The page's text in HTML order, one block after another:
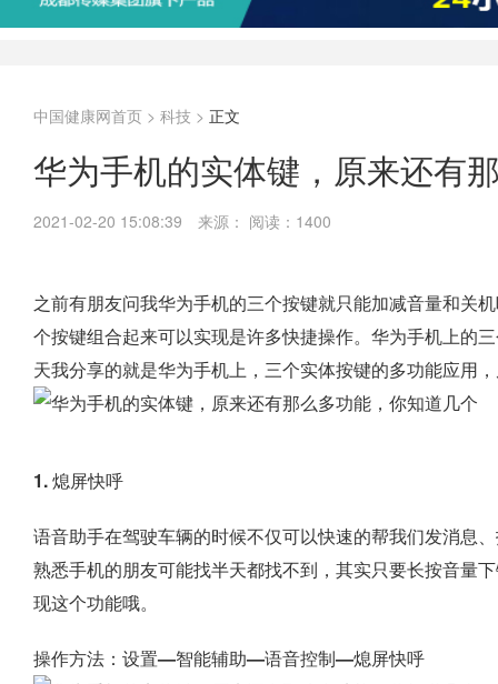
中国健康网首页 > 科技 > 正文
华为手机的实体键，原来还有
2021-02-20 15:08:39 来源： 阅读：1400
之前有朋友问我华为手机的三个按键就只能加减音量和关
个按键组合起来可以实现是许多快捷操作。华为手机上的
天我分享的就是华为手机上，三个实体按键的多功能应用
1. 熄屏快呼
语音助手在驾驶车辆的时候不仅可以快速的帮我们发消息
熟悉手机的朋友可能找半天都找不到，其实只要长按音量
现这个功能哦。
操作方法：设置—智能辅助—语音控制—熄屏快呼